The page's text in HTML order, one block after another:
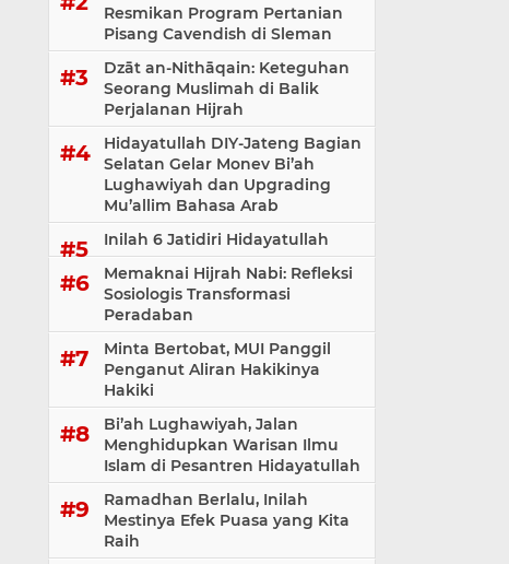
Resmikan Program Pertanian
Pisang Cavendish di Sleman
Dzāt an-Nithāqain: Keteguhan
Seorang Muslimah di Balik
Perjalanan Hijrah
Hidayatullah DIY-Jateng Bagian
Selatan Gelar Monev Bi’ah
Lughawiyah dan Upgrading
Mu’allim Bahasa Arab
Inilah 6 Jatidiri Hidayatullah
Memaknai Hijrah Nabi: Refleksi
Sosiologis Transformasi
Peradaban
Minta Bertobat, MUI Panggil
Penganut Aliran Hakikinya
Hakiki
Bi’ah Lughawiyah, Jalan
Menghidupkan Warisan Ilmu
Islam di Pesantren Hidayatullah
Ramadhan Berlalu, Inilah
Mestinya Efek Puasa yang Kita
Raih